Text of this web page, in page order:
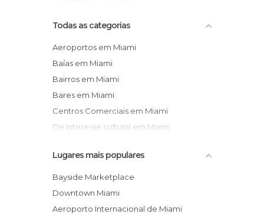
Todas as categorias
Aeroportos em Miami
Baías em Miami
Bairros em Miami
Bares em Miami
Centros Comerciais em Miami
De interesse cultural em Miami
De interesse turístico em Miami
Estátuas em Miami
Jardins em Miami
Lojas em Miami
Lugares mais populares
Bayside Marketplace
Downtown Miami
Aeroporto Internacional de Miami